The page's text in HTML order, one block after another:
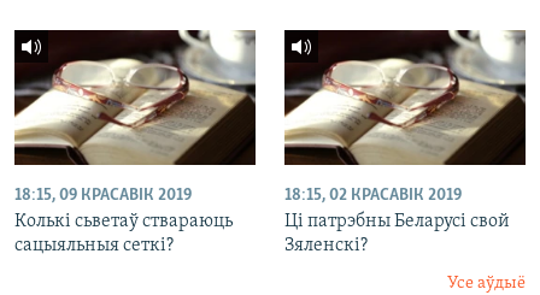
18:15, 09 КРАСАВІК 2019
Колькі сьветаў ствараюць
сацыяльныя сеткі?
18:15, 02 КРАСАВІК 2019
Ці патрэбны Беларусі свой
Зяленскі?
Усе аўдыё